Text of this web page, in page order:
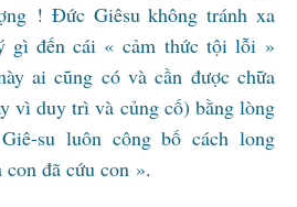
! Đức Giêsu không tránh xa
gì đến cái « cảm thức tội lỗi »
ai cũng có và cần được chữa
vì duy trì và củng cố) bằng lòng
su luôn công bố cách long
đã cứu con ».